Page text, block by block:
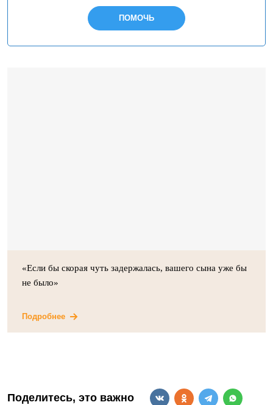
ПОМОЧЬ
«Если бы скорая чуть задержалась, вашего сына уже бы
не было»
Подробнее
Поделитесь, это важно